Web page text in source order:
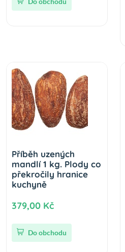
Příběh uzených
mandlí 1 kg. Plody co
překročily hranice
kuchyně
379,00 Kč
Do obchodu